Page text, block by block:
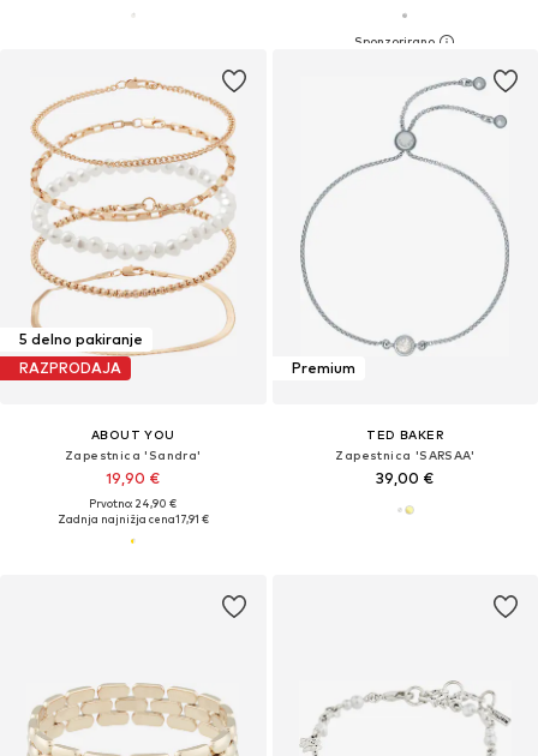
5 delno pakiranje
RAZPRODAJA
ABOUT YOU
Zapestnica 'Sandra'
19,90 €
Prvotno: 24,90 €
Zadnja najnižja cena17,91 €
Premium
TED BAKER
Zapestnica 'SARSAA'
39,00 €